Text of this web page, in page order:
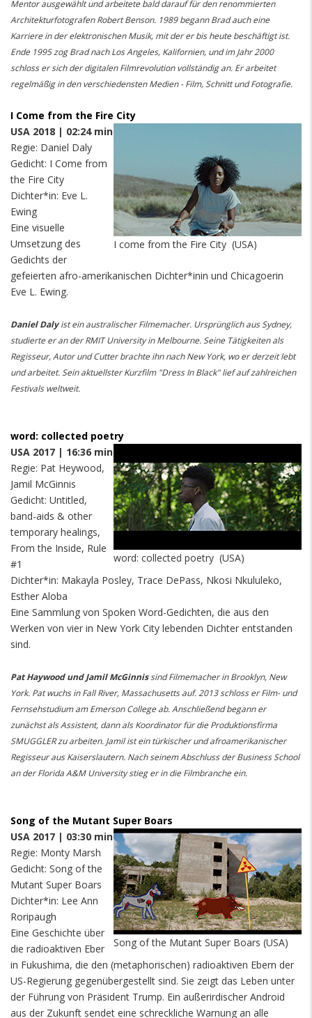
Mentor ausgewählt und arbeitete bald darauf für den renommierten
Architekturfotografen Robert Benson. 1989 begann Brad auch eine
Karriere in der elektronischen Musik, mit der er bis heute beschäftigt ist.
Ende 1995 zog Brad nach Los Angeles, Kalifornien, und im Jahr 2000
schloss er sich der digitalen Filmrevolution vollständig an. Er arbeitet
regelmäßig in den verschiedensten Medien - Film, Schnitt und Fotografie.
I Come from the Fire City
I come from the Fire City (USA)
USA 2018 | 02:24 min
Regie: Daniel Daly
Gedicht: I Come from
the Fire City
Dichter*in: Eve L.
Ewing
Eine visuelle
Umsetzung des
Gedichts der
gefeierten afro-amerikanischen Dichter*inin und Chicagoerin
Eve L. Ewing.
Daniel Dalyist ein australischer Filmemacher. Ursprünglich aus Sydney,
studierte er an der RMIT University in Melbourne. Seine Tätigkeiten als
Regisseur, Autor und Cutter brachte ihn nach New York, wo er derzeit lebt
und arbeitet. Sein aktuellster Kurzfilm "Dress In Black" lief auf zahlreichen
Festivals weltweit.
word: collected poetry
word: collected poetry (USA)
USA 2017 | 16:36 min
Regie: Pat Heywood,
Jamil McGinnis
Gedicht: Untitled,
band-aids & other
temporary healings,
From the Inside, Rule
#1
Dichter*in: Makayla Posley, Trace DePass, Nkosi Nkululeko,
Esther Aloba
Eine Sammlung von Spoken Word-Gedichten, die aus den
Werken von vier in New York City lebenden Dichter entstanden
sind.
Pat Haywood und Jamil McGinnissind Filmemacher in Brooklyn, New
York. Pat wuchs in Fall River, Massachusetts auf. 2013 schloss er Film- und
Fernsehstudium am Emerson College ab. Anschließend begann er
zunächst als Assistent, dann als Koordinator für die Produktionsfirma
SMUGGLER zu arbeiten. Jamil ist ein türkischer und afroamerikanischer
Regisseur aus Kaiserslautern. Nach seinem Abschluss der Business School
an der Florida A&M University stieg er in die Filmbranche ein.
Song of the Mutant Super Boars
Song of the Mutant Super Boars (USA)
USA 2017 | 03:30 min
Regie: Monty Marsh
Gedicht: Song of the
Mutant Super Boars
Dichter*in: Lee Ann
Roripaugh
Eine Geschichte über
die radioaktiven Eber
in Fukushima, die den (metaphorischen) radioaktiven Ebern der
US-Regierung gegenübergestellt sind. Sie zeigt das Leben unter
der Führung von Präsident Trump. Ein außerirdischer Android
aus der Zukunft sendet eine schreckliche Warnung an alle